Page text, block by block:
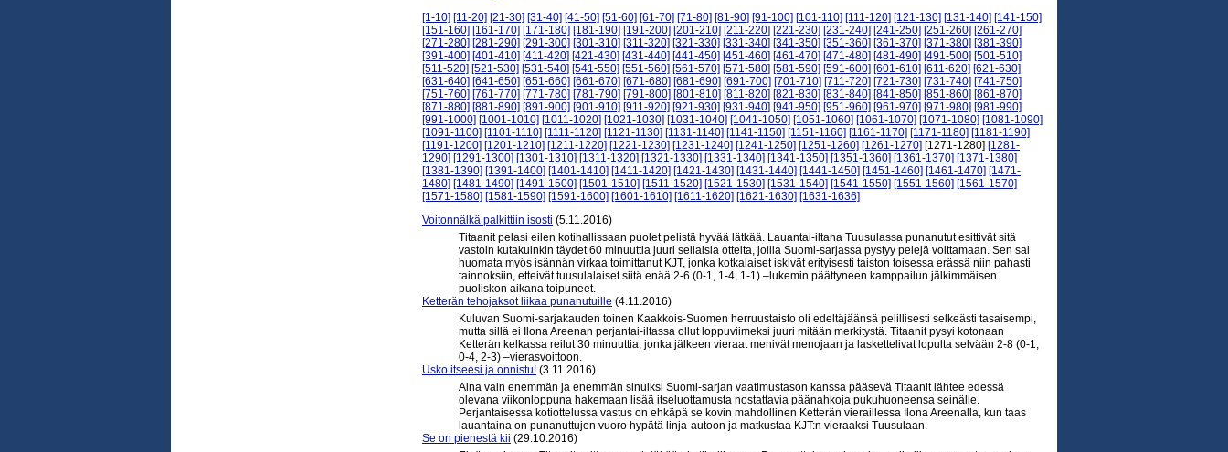
[1-10] [11-20] [21-30] [31-40] [41-50] [51-60] [61-70] [71-80] [81-90] [91-100] [101-110] [111-120] [121-130] [131-140] [141-150]
[151-160] [161-170] [171-180] [181-190] [191-200] [201-210] [211-220] [221-230] [231-240] [241-250] [251-260] [261-270]
[271-280] [281-290] [291-300] [301-310] [311-320] [321-330] [331-340] [341-350] [351-360] [361-370] [371-380] [381-390]
[391-400] [401-410] [411-420] [421-430] [431-440] [441-450] [451-460] [461-470] [471-480] [481-490] [491-500] [501-510]
[511-520] [521-530] [531-540] [541-550] [551-560] [561-570] [571-580] [581-590] [591-600] [601-610] [611-620] [621-630]
[631-640] [641-650] [651-660] [661-670] [671-680] [681-690] [691-700] [701-710] [711-720] [721-730] [731-740] [741-750]
[751-760] [761-770] [771-780] [781-790] [791-800] [801-810] [811-820] [821-830] [831-840] [841-850] [851-860] [861-870]
[871-880] [881-890] [891-900] [901-910] [911-920] [921-930] [931-940] [941-950] [951-960] [961-970] [971-980] [981-990]
[991-1000] [1001-1010] [1011-1020] [1021-1030] [1031-1040] [1041-1050] [1051-1060] [1061-1070] [1071-1080] [1081-1090]
[1091-1100] [1101-1110] [1111-1120] [1121-1130] [1131-1140] [1141-1150] [1151-1160] [1161-1170] [1171-1180] [1181-1190]
[1191-1200] [1201-1210] [1211-1220] [1221-1230] [1231-1240] [1241-1250] [1251-1260] [1261-1270] [1271-1280] [1281-
1290] [1291-1300] [1301-1310] [1311-1320] [1321-1330] [1331-1340] [1341-1350] [1351-1360] [1361-1370] [1371-1380]
[1381-1390] [1391-1400] [1401-1410] [1411-1420] [1421-1430] [1431-1440] [1441-1450] [1451-1460] [1461-1470] [1471-
1480] [1481-1490] [1491-1500] [1501-1510] [1511-1520] [1521-1530] [1531-1540] [1541-1550] [1551-1560] [1561-1570]
[1571-1580] [1581-1590] [1591-1600] [1601-1610] [1611-1620] [1621-1630] [1631-1636]
Voitonnälkä palkittiin isosti (5.11.2016)
Titaanit pelasi eilen kotihallissaan puolet pelistä hyvää lätkää. Lauantai-iltana Tuusulassa punanutut esittivät sitä
vastoin kutakuinkin täydet 60 minuuttia juuri sellaisia otteita, joilla Suomi-sarjassa pystyy pelejä voittamaan. Sen sai
huomata myös isännän virkaa toimittanut KJT, jonka kotkalaiset iskivät erityisesti taiston toisessa erässä niin pahasti
tainnoksiin, etteivät tuusulalaiset siitä enää 2-6 (0-1, 1-4, 1-1) –lukemin päättyneen kamppailun jälkimmäisen
puoliskon aikana toipuneet.
Ketterän tehojaksot liikaa punanutuille (4.11.2016)
Kuluvan Suomi-sarjakauden toinen Kaakkois-Suomen herruustaisto oli edeltäjäänsä pelillisesti selkeästi tasaisempi,
mutta sillä ei Ilona Areenan perjantai-iltassa ollut loppuviimeksi juuri mitään merkitystä. Titaanit pysyi kotonaan
Ketterän kelkassa reilut 30 minuuttia, jonka jälkeen vieraat menivät menojaan ja laskettelivat lopulta selvään 2-8 (0-1,
0-4, 2-3) –vierasvoittoon.
Usko itseesi ja onnistu! (3.11.2016)
Aina vain enemmän ja enemmän sinuiksi Suomi-sarjan vaatimustason kanssa pääsevä Titaanit lähtee edessä
olevana viikonloppuna hakemaan lisää itseluottamusta nostattavia päänahkoja pukuhuoneensa seinälle.
Perjantaisessa kotiottelussa vastus on ehkäpä se kovin mahdollinen Ketterän vieraillessa Ilona Areenalla, kun taas
lauantaina on punanuttujen vuoro hypätä linja-autoon ja matkustaa KJT:n vieraaksi Tuusulaan.
Se on pienestä kii (29.10.2016)